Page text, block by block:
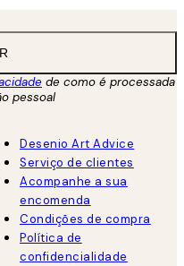
de como é processada
pessoal
Desenio Art Advice
Serviço de clientes
Acompanhe a sua
encomenda
Condições de compra
Política de
confidencialidade